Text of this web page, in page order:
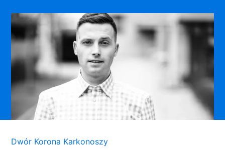
Dwór Korona Karkonoszy